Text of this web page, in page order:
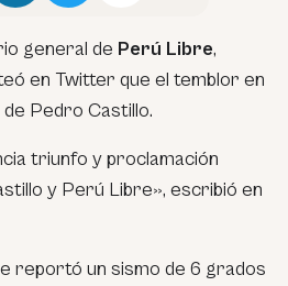
general de Perú Libre,
en Twitter que el temblor en
Pedro Castillo.
triunfo y proclamación
y Perú Libre», escribió en
reportó un sismo de 6 grados